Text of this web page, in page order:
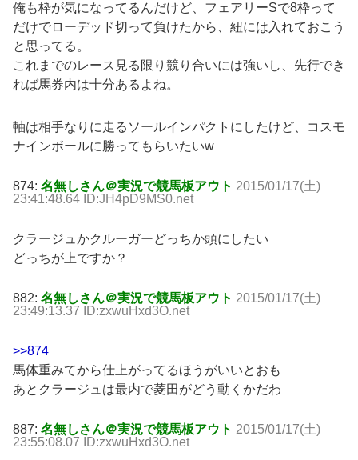
俺も枠が気になってるんだけど、フェアリーSで8枠って
だけでローデッド切って負けたから、紐には入れておこう
と思ってる。
これまでのレース見る限り競り合いには強いし、先行でき
れば馬券内は十分あるよね。
軸は相手なりに走るソールインパクトにしたけど、コスモ
ナインボールに勝ってもらいたいw
874: 名無しさん＠実況で競馬板アウト 2015/01/17(土)
23:41:48.64 ID:JH4pD9MS0.net
クラージュかクルーガーどっちか頭にしたい
どっちが上ですか？
882: 名無しさん＠実況で競馬板アウト 2015/01/17(土)
23:49:13.37 ID:zxwuHxd3O.net
>>874
馬体重みてから仕上がってるほうがいいとおも
あとクラージュは最内で菱田がどう動くかだわ
887: 名無しさん＠実況で競馬板アウト 2015/01/17(土)
23:55:08.07 ID:zxwuHxd3O.net